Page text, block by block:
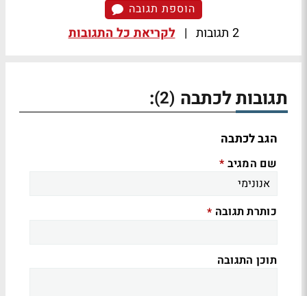
הוספת תגובה
2 תגובות | לקריאת כל התגובות
תגובות לכתבה (2)
:
הגב לכתבה
שם המגיב *
כותרת תגובה *
תוכן התגובה